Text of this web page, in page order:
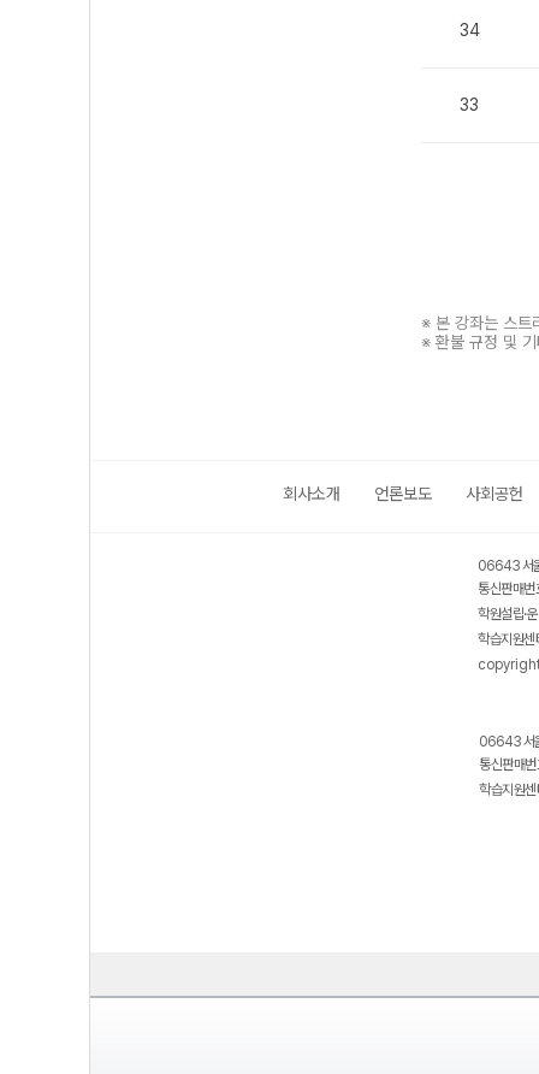
34
33
※ 본 강좌는 스트
※ 환불 규정 및
회사소개 언론보도 사회공헌
06643 서
통신판매
학원설립·
학습지원
06643 서
통신판매
학습지원